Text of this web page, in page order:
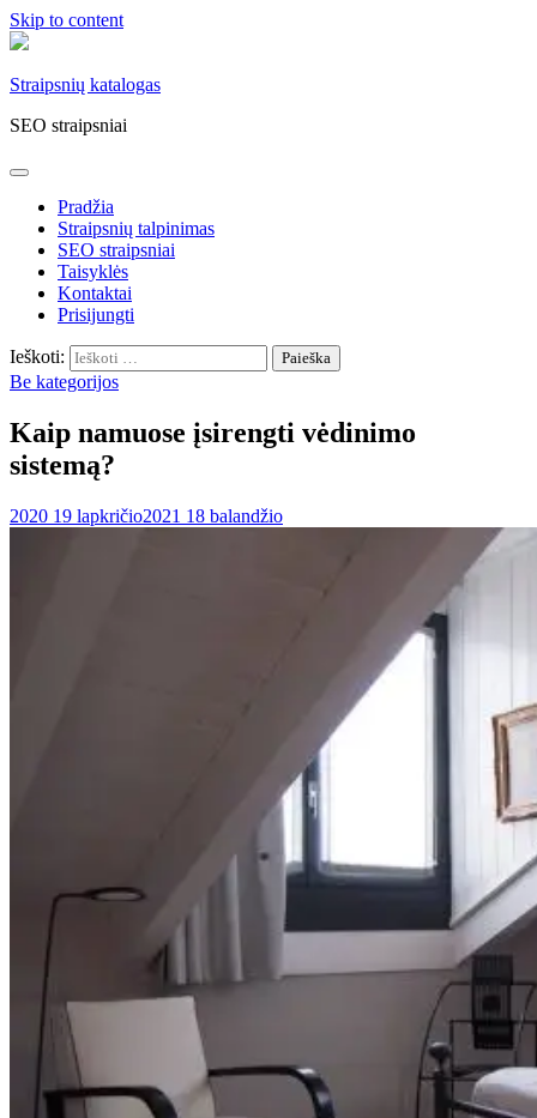
Skip to content
Straipsnių katalogas
SEO straipsniai
Pradžia
Straipsnių talpinimas
SEO straipsniai
Taisyklės
Kontaktai
Prisijungti
Ieškoti:
Be kategorijos
Kaip namuose įsirengti vėdinimo
sistemą?
2020 19 lapkričio2021 18 balandžio